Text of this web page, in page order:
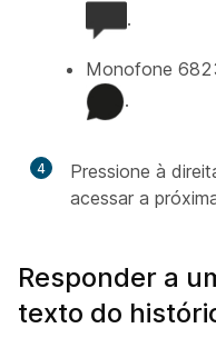
.
Monofone
.
4
Pressione à
acessar a
Responder a
texto do